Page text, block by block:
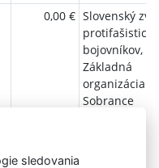
0,00 € Slovenský
bojovníkov,
Základná
organizácia
Sobrance
sledovania